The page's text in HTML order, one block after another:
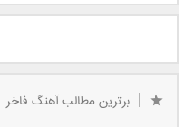
برترین مطالب آهنگ فاخر